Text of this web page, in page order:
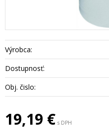
Výrobca:
Dostupnosť:
Obj. čislo:
19,19 € s DPH